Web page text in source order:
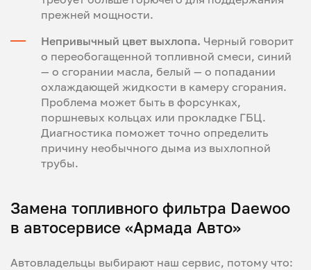
прежней мощности.
Непривычный цвет выхлопа. Черный говорит
о переобогащенной топливной смеси, синий
— о сгорании масла, белый — о попадании
охлаждающей жидкости в камеру сгорания.
Проблема может быть в форсунках,
поршневых кольцах или прокладке ГБЦ.
Диагностика поможет точно определить
причину необычного дыма из выхлопной
трубы.
Замена топливного фильтра Daewoo
в автосервисе «Армада Авто»
Автовладельцы выбирают наш сервис, потому что: